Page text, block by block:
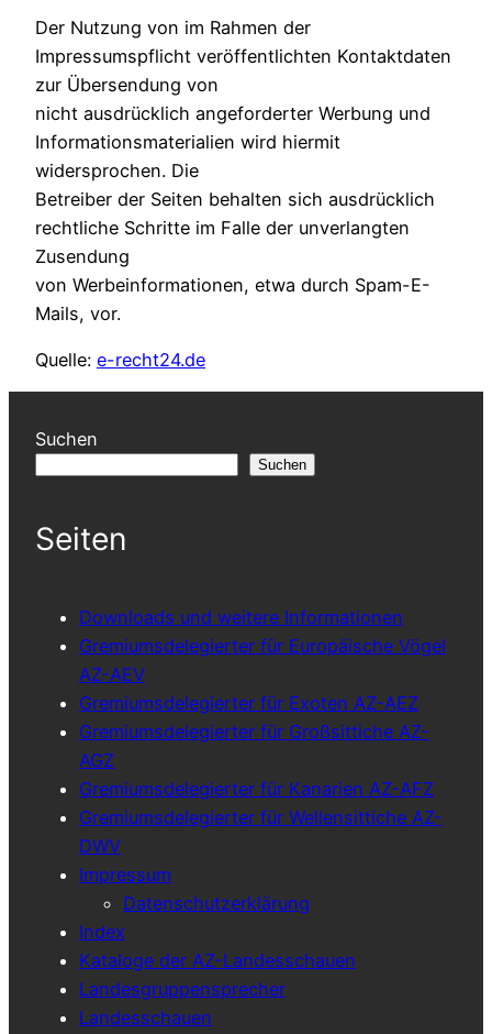
Der Nutzung von im Rahmen der
Impressumspflicht veröffentlichten Kontaktdaten
zur Übersendung von
nicht ausdrücklich angeforderter Werbung und
Informationsmaterialien wird hiermit
widersprochen. Die
Betreiber der Seiten behalten sich ausdrücklich
rechtliche Schritte im Falle der unverlangten
Zusendung
von Werbeinformationen, etwa durch Spam-E-
Mails, vor.
Quelle: e-recht24.de
Suchen
Suchen
Seiten
Downloads und weitere Informationen
Gremiumsdelegierter für Europäische Vögel
AZ-AEV
Gremiumsdelegierter für Exoten AZ-AEZ
Gremiumsdelegierter für Großsittiche AZ-
AGZ
Gremiumsdelegierter für Kanarien AZ-AFZ
Gremiumsdelegierter für Wellensittiche AZ-
DWV
Impressum
Datenschutzerklärung
Index
Kataloge der AZ-Landesschauen
Landesgruppensprecher
Landesschauen